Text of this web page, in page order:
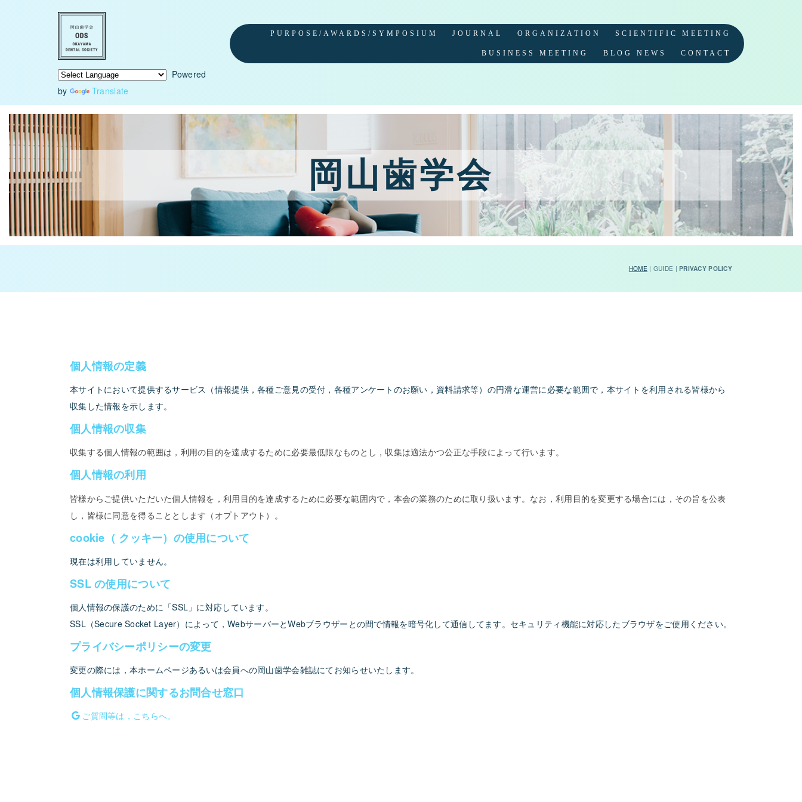
Powered
by
Translate
PURPOSE/AWARDS/SYMPOSIUM JOURNAL ORGANIZATION SCIENTIFIC MEETING
BUSINESS MEETING BLOG NEWS CONTACT
岡山歯学会
HOME| GUIDE |PRIVACY POLICY
個人情報の定義
本サイトにおいて提供するサービス（情報提供，各種ご意見の受付，各種アンケートのお願い，資料請求等）の円滑な運営に必要な範囲で，本サイトを利用される皆様から
収集した情報を示します。
個人情報の収集
収集する個人情報の範囲は，利用の目的を達成するために必要最低限なものとし，収集は適法かつ公正な手段によって行います。
個人情報の利用
皆様からご提供いただいた個人情報を，利用目的を達成するために必要な範囲内で，本会の業務のために取り扱います。なお，利用目的を変更する場合には，その旨を公表
し，皆様に同意を得ることとします（オプトアウト）。
cookie（ クッキー）の使用について
現在は利用していません。
SSL の使用について
個人情報の保護のために「SSL」に対応しています。
SSL（Secure Socket Layer）によって，WebサーバーとWebブラウザーとの間で情報を暗号化して通信してます。セキュリティ機能に対応したブラウザをご使用ください。
プライバシーポリシーの変更
変更の際には，本ホームページあるいは会員への岡山歯学会雑誌にてお知らせいたします。
個人情報保護に関するお問合せ窓口
ご質問等は，こちらへ。